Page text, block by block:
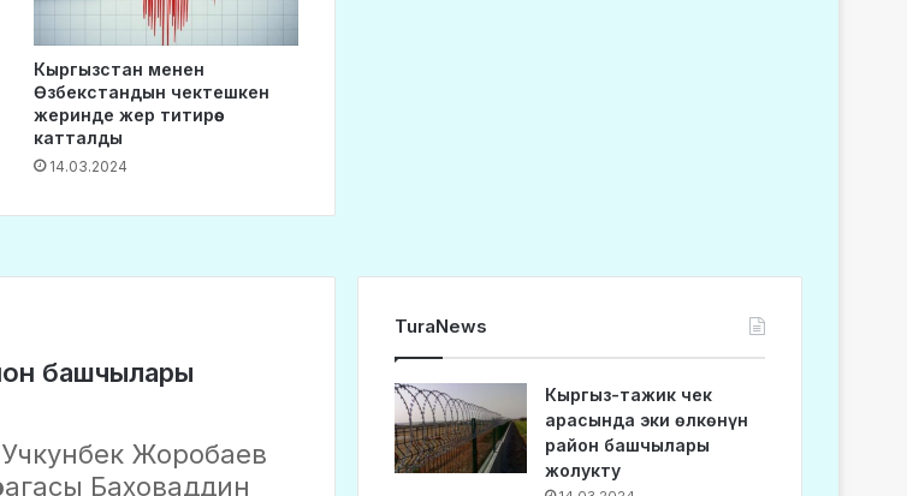
Кыргызстан менен
Өзбекстандын чектешкен
жеринде жер титирөө
катталды
14.03.2024